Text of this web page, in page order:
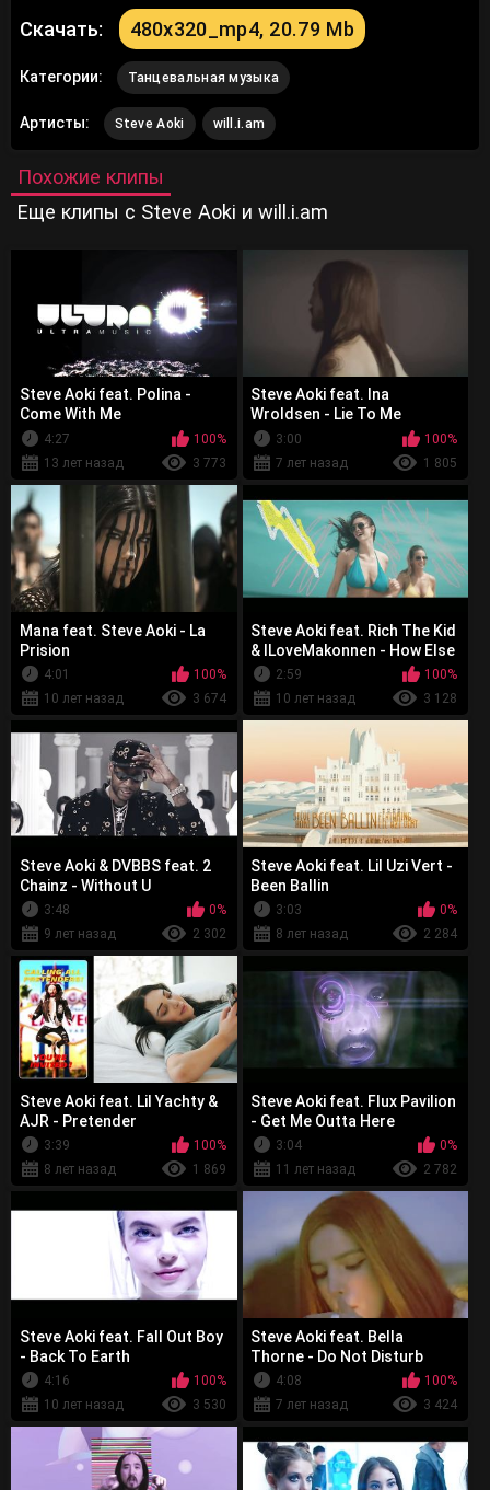
Скачать: 480x320_mp4, 20.79 Mb
Категории: Танцевальная музыка
Артисты: Steve Aoki will.i.am
Похожие клипы
Еще клипы с Steve Aoki и will.i.am
Steve Aoki feat. Polina -
Come With Me
4:27
100%
13 лет назад
3 773
Steve Aoki feat. Ina
Wroldsen - Lie To Me
3:00
100%
7 лет назад
1 805
Mana feat. Steve Aoki - La
Prision
4:01
100%
10 лет назад
3 674
Steve Aoki feat. Rich The Kid
& ILoveMakonnen - How Else
2:59
100%
10 лет назад
3 128
Steve Aoki & DVBBS feat. 2
Chainz - Without U
3:48
0%
9 лет назад
2 302
Steve Aoki feat. Lil Uzi Vert -
Been Ballin
3:03
0%
8 лет назад
2 284
Steve Aoki feat. Lil Yachty &
AJR - Pretender
3:39
100%
8 лет назад
1 869
Steve Aoki feat. Flux Pavilion
- Get Me Outta Here
3:04
0%
11 лет назад
2 782
Steve Aoki feat. Fall Out Boy
- Back To Earth
4:16
100%
10 лет назад
3 530
Steve Aoki feat. Bella
Thorne - Do Not Disturb
4:08
100%
7 лет назад
3 424